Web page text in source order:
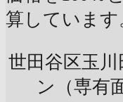
算しています
世田谷区玉
ン（専有